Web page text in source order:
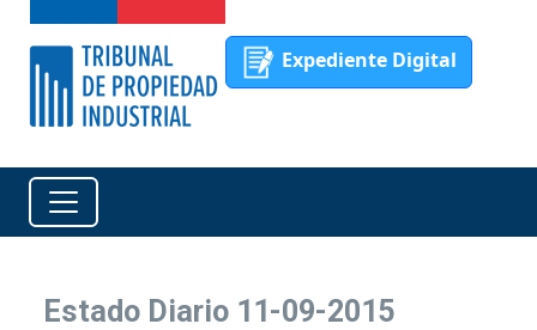
Expediente Digital
Estado Diario 11-09-2015